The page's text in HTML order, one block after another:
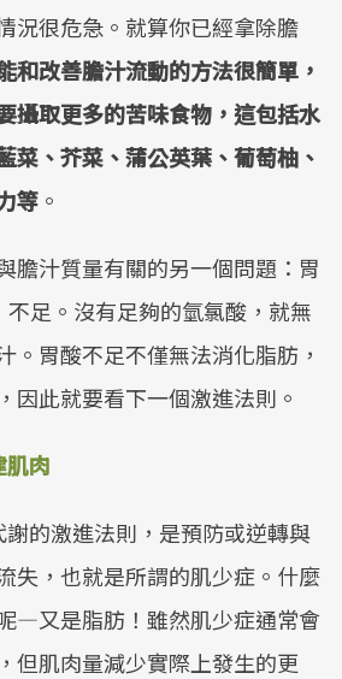
況很危急。就算你已經拿除膽
和改善膽汁流動的方法很簡單，
攝取更多的苦味食物，這包括水
菜、芥菜、蒲公英葉、葡萄柚、
等 。
膽汁質量有關的另一個問題：胃
足。沒有足夠的氫氯酸，就無
。胃酸不足不僅無法消化脂肪，
因此就要看下一個激進法則。
肌肉
的激進法則，是預防或逆轉與
失，也就是所謂的肌少症。什麼
—又是脂肪！雖然肌少症通常會
但肌肉量減少實際上發生的更